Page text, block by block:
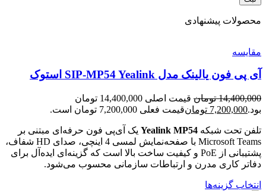
محصولات پیشنهادی
مقایسه
آی پی فون یالینک مدل SIP-MP54 Yealink استوک
14,400,000 تومان
قیمت اصلی 14,400,000 تومان
بود.7,200,000 تومانقیمت فعلی 7,200,000 تومان است.
تلفن تحت شبکه Yealink MP54 یک آی‌پی فون حرفه‌ای مبتنی بر
Microsoft Teams با صفحه‌نمایش لمسی 4 اینچی، صدای HD شفاف،
پشتیبانی از PoE و کیفیت ساخت بالا است که گزینه‌ای ایده‌آل برای
دفاتر کاری مدرن و ارتباطات سازمانی محسوب می‌شود.
انتخاب گزینه‌ها